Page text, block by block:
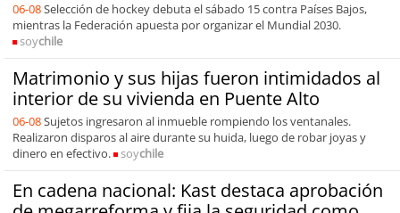
06-08Selección de hockey debuta el sábado 15 contra Países Bajos,
mientras la Federación apuesta por organizar el Mundial 2030.
soychile
Matrimonio y sus hijas fueron intimidados al
interior de su vivienda en Puente Alto
06-08Sujetos ingresaron al inmueble rompiendo los ventanales.
Realizaron disparos al aire durante su huida, luego de robar joyas y
dinero en efectivo.
soychile
En cadena nacional: Kast destaca aprobación